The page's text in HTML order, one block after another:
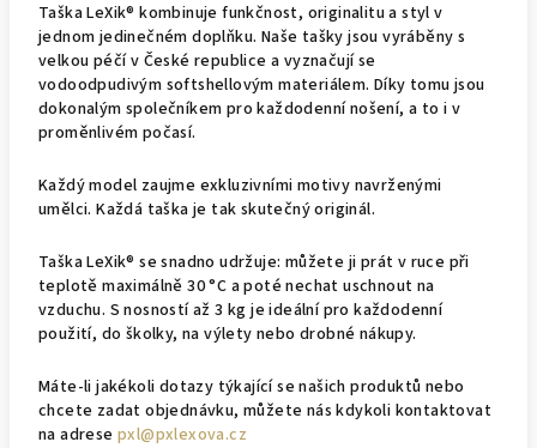
Taška LeXik® kombinuje funkčnost, originalitu a styl v
jednom jedinečném doplňku. Naše tašky jsou vyráběny s
velkou péčí v České republice a vyznačují se
vodoodpudivým softshellovým materiálem. Díky tomu jsou
dokonalým společníkem pro každodenní nošení, a to i v
proměnlivém počasí.
Každý model zaujme exkluzivními motivy navrženými
umělci. Každá taška je tak skutečný originál.
Taška LeXik® se snadno udržuje: můžete ji prát v ruce při
teplotě maximálně 30 °C a poté nechat uschnout na
vzduchu. S nosností až 3 kg je ideální pro každodenní
použití, do školky, na výlety nebo drobné nákupy.
Máte-li jakékoli dotazy týkající se našich produktů nebo
chcete zadat objednávku, můžete nás kdykoli kontaktovat
na adresepxl@pxlexova.cz